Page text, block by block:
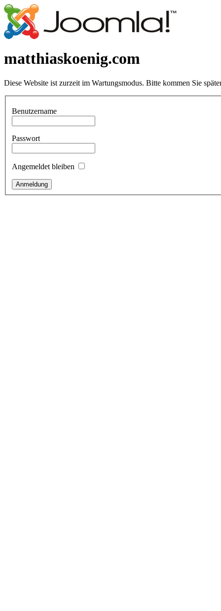
matthiaskoenig.com
Diese Website ist zurzeit im Wartungsmodus. Bitte kommen Sie
Benutzername
Passwort
Angemeldet bleiben